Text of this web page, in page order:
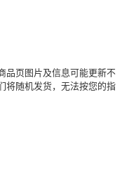
品页图片及信息可能更新不
将随机发货，无法按您的指